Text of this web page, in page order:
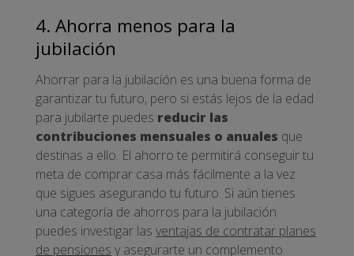
4. Ahorra menos para la
jubilación
Ahorrar para la jubilación es una buena forma de
garantizar tu futuro, pero si estás lejos de la edad
para jubilarte puedes reducir las
contribuciones mensuales o anuales que
destinas a ello. El ahorro te permitirá conseguir tu
meta de comprar casa más fácilmente a la vez
que sigues asegurando tu futuro. Si aún tienes
una categoría de ahorros para la jubilación
puedes investigar las ventajas de contratar planes
de pensiones y asegurarte un complemento